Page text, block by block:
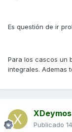
Es questión de ir
Para los cascos un
integrales. Ademas
XDeymos
Publicado